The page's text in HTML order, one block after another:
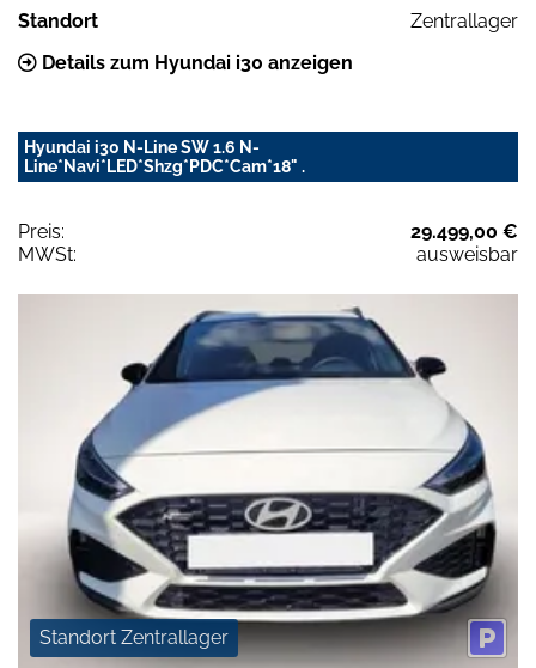
Standort
Zentrallager
Details zum Hyundai i30 anzeigen
Hyundai i30 N-Line SW 1.6 N-
Line*Navi*LED*Shzg*PDC*Cam*18" .
Preis:
29.499,00 €
MWSt:
ausweisbar
Standort Zentrallager